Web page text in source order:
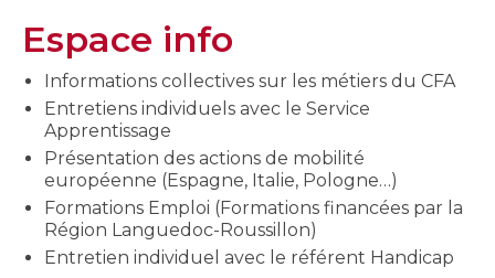
Espace info
Informations collectives sur les métiers du CFA
Entretiens individuels avec le Service
Apprentissage
Présentation des actions de mobilité
européenne (Espagne, Italie, Pologne…)
Formations Emploi (Formations financées par la
Région Languedoc-Roussillon)
Entretien individuel avec le référent Handicap